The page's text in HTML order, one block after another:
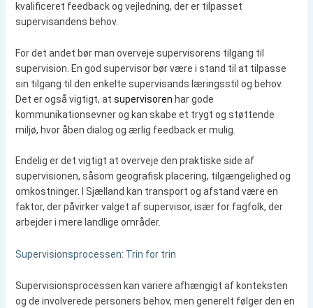
kvalificeret feedback og vejledning, der er tilpasset
supervisandens behov.
For det andet bør man overveje supervisorens tilgang til
supervision. En god supervisor bør være i stand til at tilpasse
sin tilgang til den enkelte supervisands læringsstil og behov.
Det er også vigtigt, at supervisoren har gode
kommunikationsevner og kan skabe et trygt og støttende
miljø, hvor åben dialog og ærlig feedback er mulig.
Endelig er det vigtigt at overveje den praktiske side af
supervisionen, såsom geografisk placering, tilgængelighed og
omkostninger. I Sjælland kan transport og afstand være en
faktor, der påvirker valget af supervisor, især for fagfolk, der
arbejder i mere landlige områder.
Supervisionsprocessen: Trin for trin
Supervisionsprocessen kan variere afhængigt af konteksten
og de involverede personers behov, men generelt følger den en